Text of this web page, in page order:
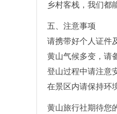
乡村客栈，我们都
五、注意事项
请携带好个人证件
黄山气候多变，请
登山过程中请注意
在景区内请保持环
黄山旅行社期待您